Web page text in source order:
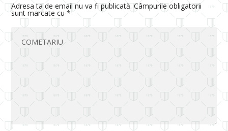
Adresa ta de email nu va fi publicată. Câmpurile obligatorii
sunt marcate cu*